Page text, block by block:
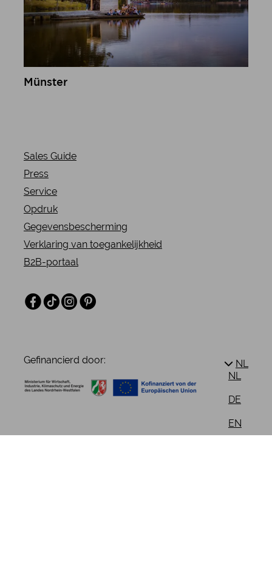
Münster
Sales Guide
Press
Service
Opdruk
Gegevensbescherming
Verklaring van toegankelijkheid
B2B-portaal
Facebook
TikTokInstagramPinterest
Gefinancierd door:
NL
NL
DE
EN